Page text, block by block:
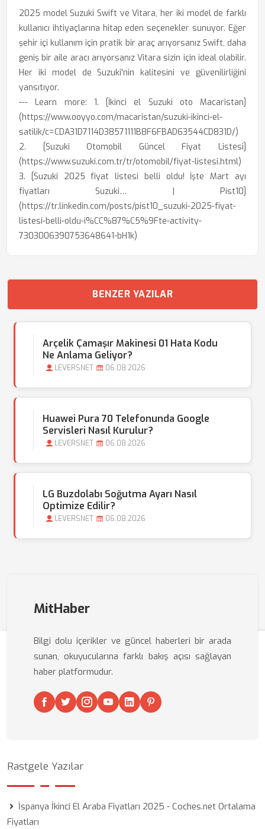
2025 model Suzuki Swift ve Vitara, her iki model de farklı
kullanıcı ihtiyaçlarına hitap eden seçenekler sunuyor. Eğer
şehir içi kullanım için pratik bir araç arıyorsanız Swift, daha
geniş bir aile aracı arıyorsanız Vitara sizin için ideal olabilir.
Her iki model de Suzuki'nin kalitesini ve güvenilirliğini
yansıtıyor.
--- Learn more: 1. [İkinci el Suzuki oto Macaristan]
(https://www.ooyyo.com/macaristan/suzuki-ikinci-el-
satilik/c=CDA31D7114D38571111B8F6FBAD63544CD831D/)
2. [Suzuki Otomobil Güncel Fiyat Listesi]
(https://www.suzuki.com.tr/tr/otomobil/fiyat-listesi.html)
3. [Suzuki 2025 fiyat listesi belli oldu! İşte Mart ayı
fiyatları Suzuki… | Pist10]
(https://tr.linkedin.com/posts/pist10_suzuki-2025-fiyat-
listesi-belli-oldu-i%CC%87%C5%9Fte-activity-
7303006390753648641-bH1k)
BENZER YAZILAR
Arçelik Çamaşır Makinesi 01 Hata Kodu
Ne Anlama Geliyor?
LEVERSNET 06.08.2026
Huawei Pura 70 Telefonunda Google
Servisleri Nasıl Kurulur?
LEVERSNET 06.08.2026
LG Buzdolabı Soğutma Ayarı Nasıl
Optimize Edilir?
LEVERSNET 06.08.2026
MitHaber
Bilgi dolu içerikler ve güncel haberleri bir arada
sunan, okuyucularına farklı bakış açısı sağlayan
haber platformudur.
Rastgele Yazılar
İspanya İkinci El Araba Fiyatları 2025 - Coches.net Ortalama
Fiyatları